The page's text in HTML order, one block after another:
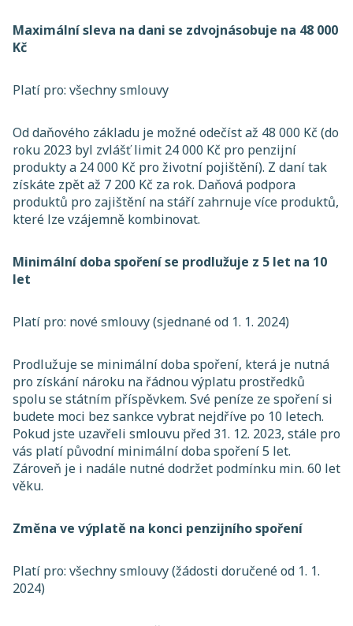
Maximální sleva na dani se zdvojnásobuje na 48 000
Kč
Platí pro: všechny smlouvy ​
Od daňového základu je možné odečíst až 48 000 Kč (do
roku 2023 byl zvlášť limit 24 000 Kč pro penzijní
produkty a 24 000 Kč pro životní pojištění). Z daní tak
získáte zpět až 7 200 Kč za rok. Daňová podpora
produktů pro zajištění na stáří zahrnuje více produktů,
které lze vzájemně kombinovat.
Minimální doba spoření se prodlužuje z 5 let na 10
let
Platí pro: nové smlouvy (sjednané od 1. 1. 2024)
Prodlužuje se minimální doba spoření, která je nutná
pro získání nároku na řádnou výplatu prostředků
spolu se státním příspěvkem. Své peníze ze spoření si
budete moci bez sankce vybrat nejdříve po 10 letech.
Pokud jste uzavřeli smlouvu před 31. 12. 2023, stále pro
vás platí původní minimální doba spoření 5 let.
Zároveň je i nadále nutné dodržet podmínku min. 60 let
věku.
Změna ve výplatě na konci penzijního spoření
Platí pro: všechny smlouvy (žádosti doručené od 1. 1.
2024)